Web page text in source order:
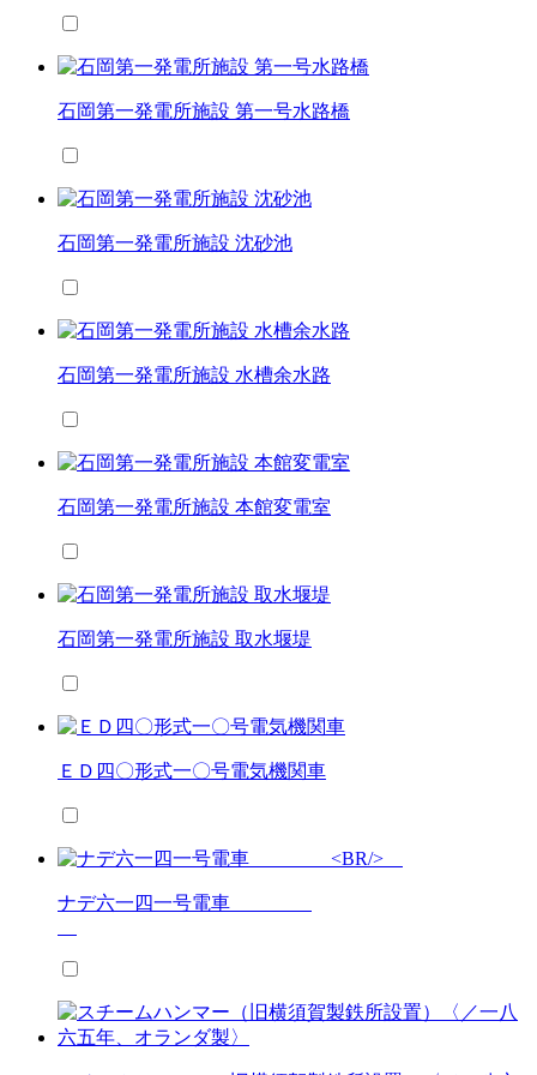
石岡第一発電所施設 第一号水路橋
石岡第一発電所施設 沈砂池
石岡第一発電所施設 水槽余水路
石岡第一発電所施設 本館変電室
石岡第一発電所施設 取水堰堤
ＥＤ四〇形式一〇号電気機関車
ナデ六一四一号電車